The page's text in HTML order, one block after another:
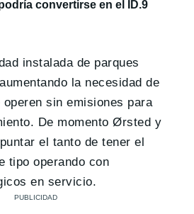
convertirse en el ID.9
instalada de parques
la necesidad de
sin emisiones para
De momento Ørsted y
el tanto de tener el
tipo operando con
en servicio.